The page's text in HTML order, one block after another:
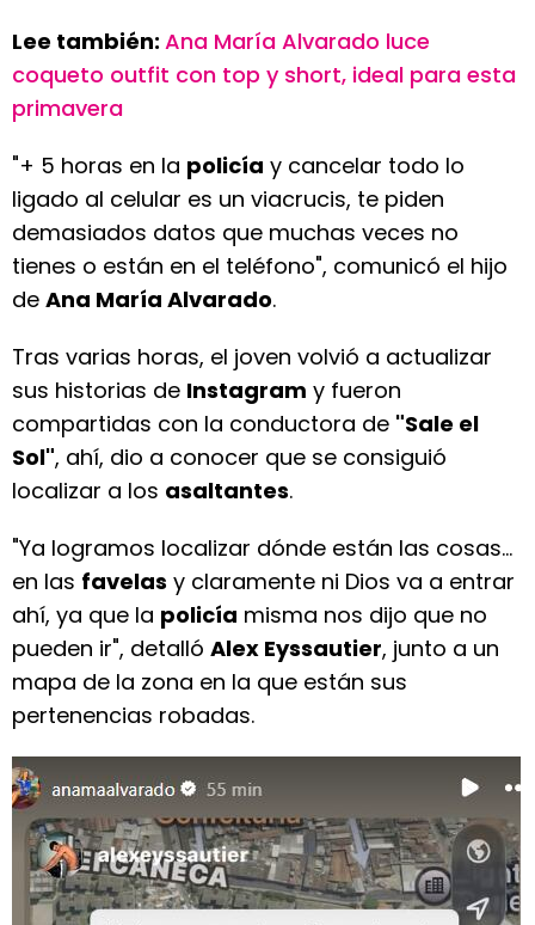
Lee también: Ana María Alvarado luce
coqueto outfit con top y short, ideal para esta
primavera
"+ 5 horas en la policía y cancelar todo lo
ligado al celular es un viacrucis, te piden
demasiados datos que muchas veces no
tienes o están en el teléfono", comunicó el hijo
de Ana María Alvarado.
Tras varias horas, el joven volvió a actualizar
sus historias de Instagram y fueron
compartidas con la conductora de "Sale el
Sol", ahí, dio a conocer que se consiguió
localizar a los asaltantes.
"Ya logramos localizar dónde están las cosas...
en las favelas y claramente ni Dios va a entrar
ahí, ya que la policía misma nos dijo que no
pueden ir", detalló Alex Eyssautier, junto a un
mapa de la zona en la que están sus
pertenencias robadas.